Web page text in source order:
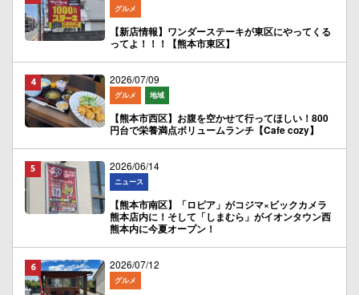
グルメ
【新店情報】ワンダーステーキが東区にやってくる
ってよ！！！【熊本市東区】
2026/07/09
グルメ 地域
【熊本市西区】お腹を空かせて行ってほしい！800
円台で栄養満点ボリュームランチ【Cafe cozy】
2026/06/14
ニュース
【熊本市南区】「ロピア」がコジマ×ビックカメラ
熊本店内に！そして「しまむら」がイオンタウン西
熊本内に今夏オープン！
2026/07/12
グルメ